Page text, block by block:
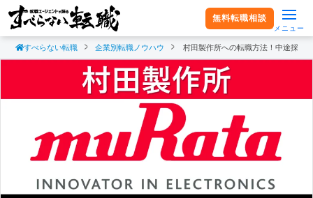
無料転職相談
メニュー
すべらない転職 企業別転職ノウハウ 村田製作所への転職方法！中途採用